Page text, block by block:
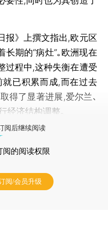
》上撰文指出,欧元区
期的“病灶”｡欧洲现在
过程中,这种失衡在遭受
已积累而成,而在过去
得了显著进展,爱尔兰､
经济结构调整｡
阅后继续阅读
阅的阅读权限
阅/会员升级